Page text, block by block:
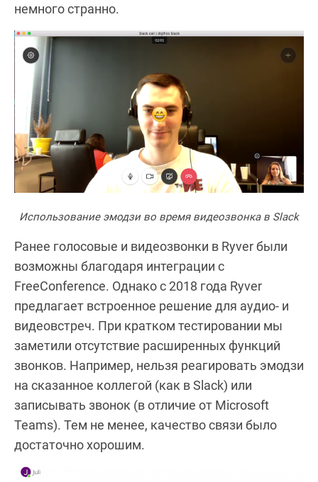
немного странно.
Использование эмодзи во время видеозвонка в Slack
Ранее голосовые и видеозвонки в Ryver были
возможны благодаря интеграции с
FreeConference. Однако с 2018 года Ryver
предлагает встроенное решение для аудио- и
видеовстреч. При кратком тестировании мы
заметили отсутствие расширенных функций
звонков. Например, нельзя реагировать эмодзи
на сказанное коллегой (как в Slack) или
записывать звонок (в отличие от Microsoft
Teams). Тем не менее, качество связи было
достаточно хорошим.